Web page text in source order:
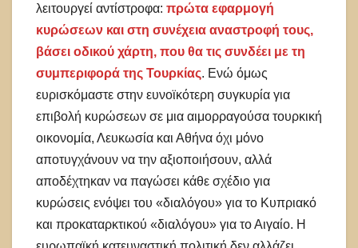
λειτουργεί αντίστροφα: πρώτα εφαρμογή
κυρώσεων και στη συνέχεια αναστροφή τους,
βάσει οδικού χάρτη, που θα τις συνδέει με τη
συμπεριφορά της Τουρκίας. Ενώ όμως
ευρισκόμαστε στην ευνοϊκότερη συγκυρία για
επιβολή κυρώσεων σε μια αιμορραγούσα τουρκική
οικονομία, Λευκωσία και Αθήνα όχι μόνο
αποτυγχάνουν να την αξιοποιήσουν, αλλά
αποδέχτηκαν να παγώσει κάθε σχέδιο για
κυρώσεις ενόψει του «διαλόγου» για το Κυπριακό
και προκαταρκτικού «διαλόγου» για το Αιγαίο. Η